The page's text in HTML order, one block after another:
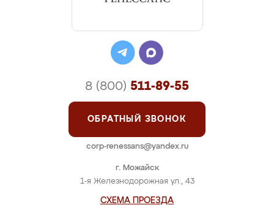
г. Можайск
1-я Железнодорожная ул., 43
СХЕМА ПРОЕЗДА
8 (800) 511-89-55
ОБРАТНЫЙ ЗВОНОК
corp-renessans@yandex.ru